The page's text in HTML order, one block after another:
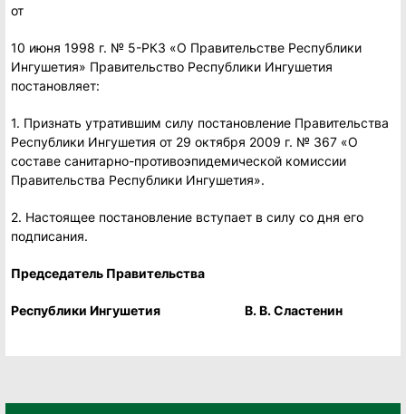
от
10 июня 1998 г. № 5-РКЗ «О Правительстве Республики
Ингушетия» Правительство Республики Ингушетия
постановляет:
1. Признать утратившим силу постановление Правительства
Республики Ингушетия от 29 октября 2009 г. № 367 «О
составе санитарно-противоэпидемической комиссии
Правительства Республики Ингушетия».
2. Настоящее постановление вступает в силу со дня его
подписания.
Председатель Правительства
Республики Ингушетия В. В. Сластенин